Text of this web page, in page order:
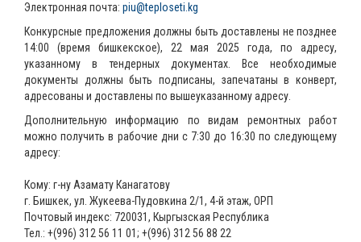
Электронная почта: piu@teploseti.kg
Конкурсные предложения должны быть доставлены не позднее
14:00 (время бишкекское), 22 мая 2025 года, по адресу,
указанному в тендерных документах. Все необходимые
документы должны быть подписаны, запечатаны в конверт,
адресованы и доставлены по вышеуказанному адресу.
Дополнительную информацию по видам ремонтных работ
можно получить в рабочие дни с 7:30 до 16:30 по следующему
адресу:
Кому: г-ну Азамату Канагатову
г. Бишкек, ул. Жукеева-Пудовкина 2/1, 4-й этаж, ОРП
Почтовый индекс: 720031, Кыргызская Республика
Тел.: +(996) 312 56 11 01; +(996) 312 56 88 22